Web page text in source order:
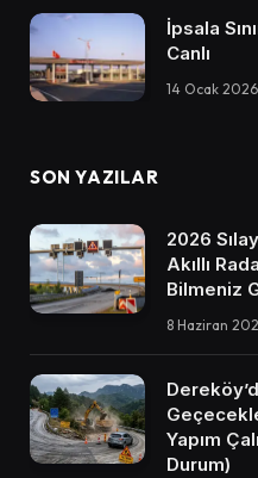
İpsala
Canlı​
14 Ocak 2026
SON YAZILAR
2026
Akıllı
Bilmeniz
8 Haziran
Yapım
Durum)